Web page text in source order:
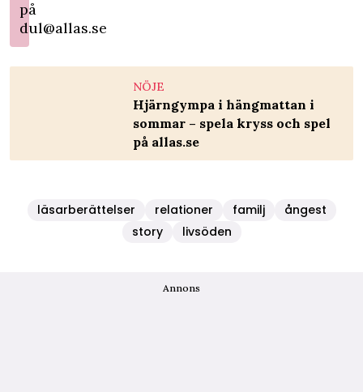
på
dul@allas.se
NÖJE
Hjärngympa i hängmattan i
sommar – spela kryss och spel
på allas.se
läsarberättelser relationer familj
ångest
story
livsöden
Annons